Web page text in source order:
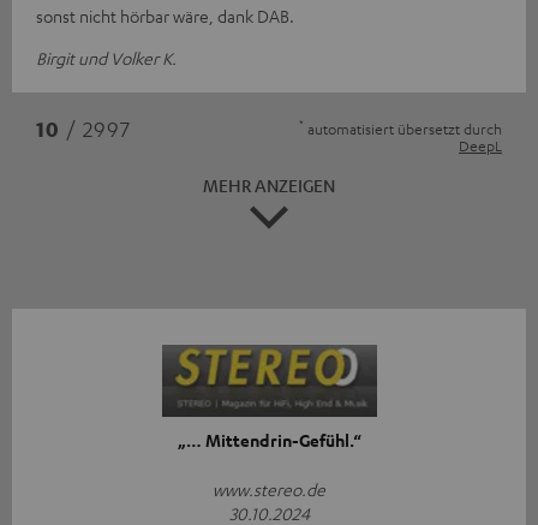
sonst nicht hörbar wäre, dank DAB.
Birgit und Volker K.
10 / 2997 * automatisiert übersetzt durch
DeepL
MEHR ANZEIGEN
„… Mittendrin-Gefühl.“
www.stereo.de
30.10.2024